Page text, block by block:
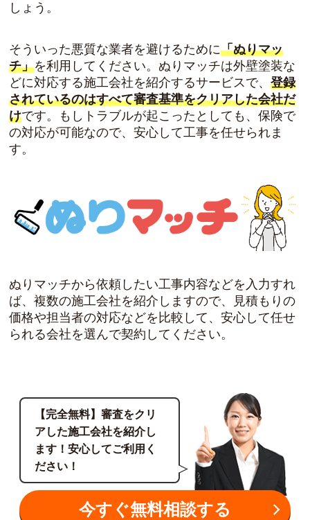
しょう。
そういった悪質な業者を避けるために「ぬりマッ
チ」を利用してください。ぬりマッチは外壁塗装な
どに対応する施工会社を紹介するサービスで、登録
されているのはすべて審査基準をクリアした会社だ
けです。もしトラブルが起こったとしても、保険で
の対応が可能なので、安心して工事を任せられま
す。
ぬりマッチから依頼したい工事内容などを入力すれ
ば、複数の施工会社を紹介しますので、見積もりの
価格や担当者の対応などを比較して、安心して任せ
られる会社を選んで契約してください。
【完全無料】審査をクリ
アした施工会社を紹介し
ます！安心してご利用く
ださい！
今すぐ無料相談する